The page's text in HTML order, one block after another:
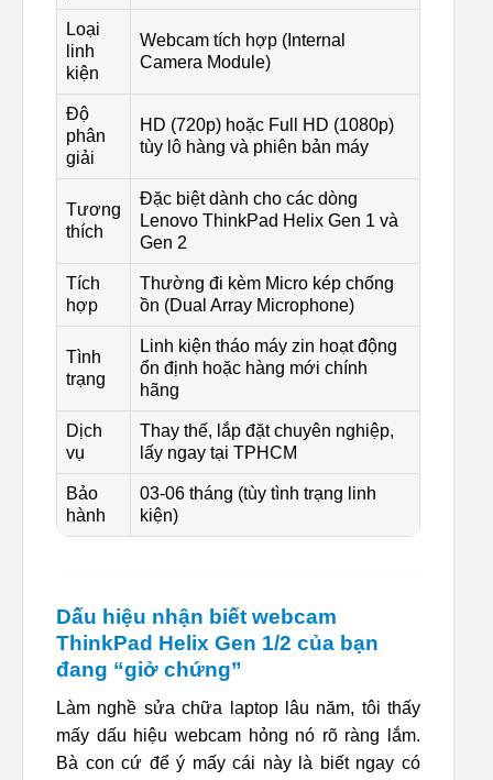
Loại
linh
kiện
Webcam tích hợp (Internal
Camera Module)
Độ
phân
giải
HD (720p) hoặc Full HD (1080p)
tùy lô hàng và phiên bản máy
Tương
thích
Đặc biệt dành cho các dòng
Lenovo ThinkPad Helix Gen 1 và
Gen 2
Tích
hợp
Thường đi kèm Micro kép chống
ồn (Dual Array Microphone)
Tình
trạng
Linh kiện tháo máy zin hoạt động
ổn định hoặc hàng mới chính
hãng
Dịch
vụ
Thay thế, lắp đặt chuyên nghiệp,
lấy ngay tại TPHCM
Bảo
hành
03-06 tháng (tùy tình trạng linh
kiện)
Dấu hiệu nhận biết webcam
ThinkPad Helix Gen 1/2 của bạn
đang “giở chứng”
Làm nghề sửa chữa laptop lâu năm, tôi thấy
mấy dấu hiệu webcam hỏng nó rõ ràng lắm.
Bà con cứ để ý mấy cái này là biết ngay có